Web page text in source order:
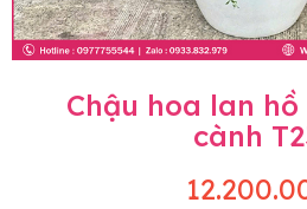
Chậu hoa lan
cành